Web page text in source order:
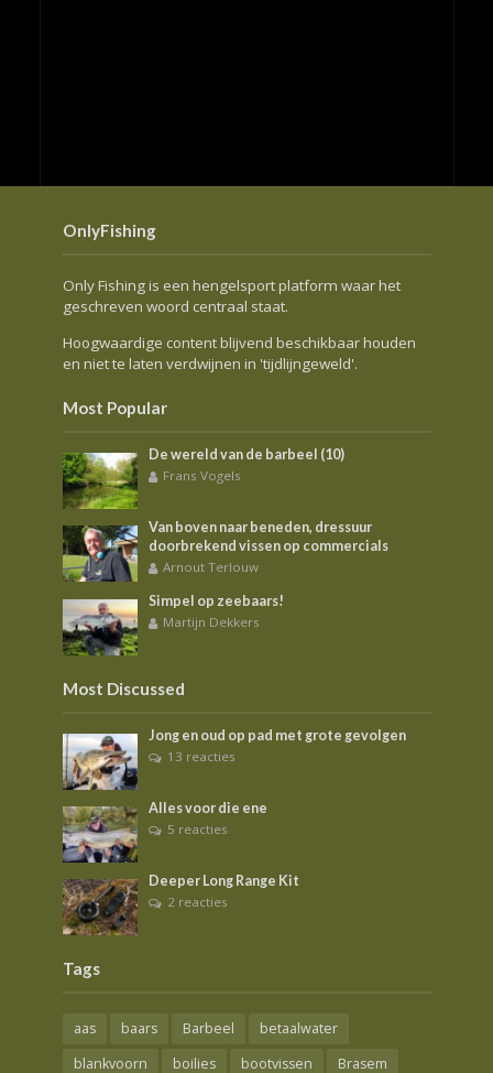
OnlyFishing
Only Fishing is een hengelsport platform waar het
geschreven woord centraal staat.
Hoogwaardige content blijvend beschikbaar houden
en niet te laten verdwijnen in 'tijdlijngeweld'.
Most Popular
De wereld van de barbeel (10)
Frans Vogels
Van boven naar beneden, dressuur
doorbrekend vissen op commercials
Arnout Terlouw
Simpel op zeebaars!
Martijn Dekkers
Most Discussed
Jong en oud op pad met grote gevolgen
13 reacties
Alles voor die ene
5 reacties
Deeper Long Range Kit
2 reacties
Tags
aas baars Barbeel
betaalwater
blankvoorn
boilies bootvissen
Brasem